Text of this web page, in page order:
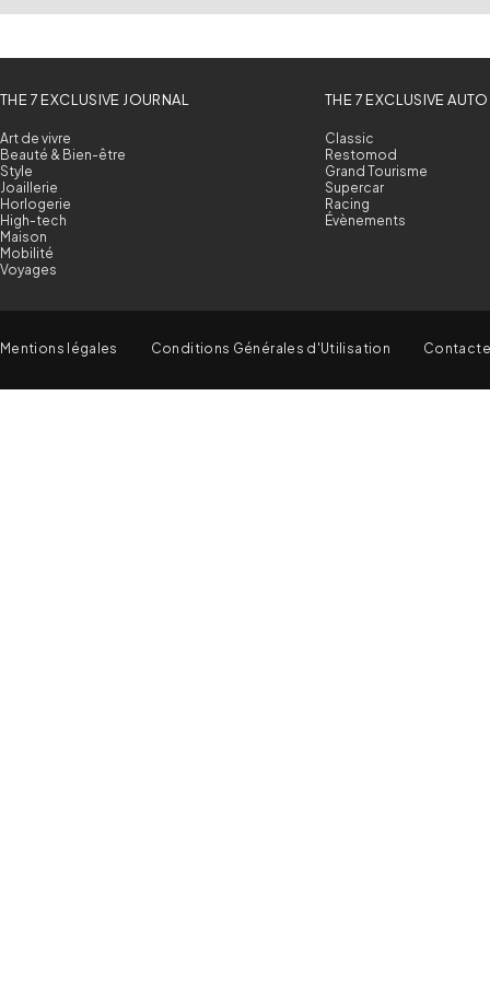
THE 7 EXCLUSIVE JOURNAL
Art de vivre
Beauté & Bien-être
Style
Joaillerie
Horlogerie
High-tech
Maison
Mobilité
Voyages
THE 7 EXCLUSIVE AUTO
Classic
Restomod
Grand Tourisme
Supercar
Racing
Évènements
Mentions légales Conditions Générales d'Utilisation